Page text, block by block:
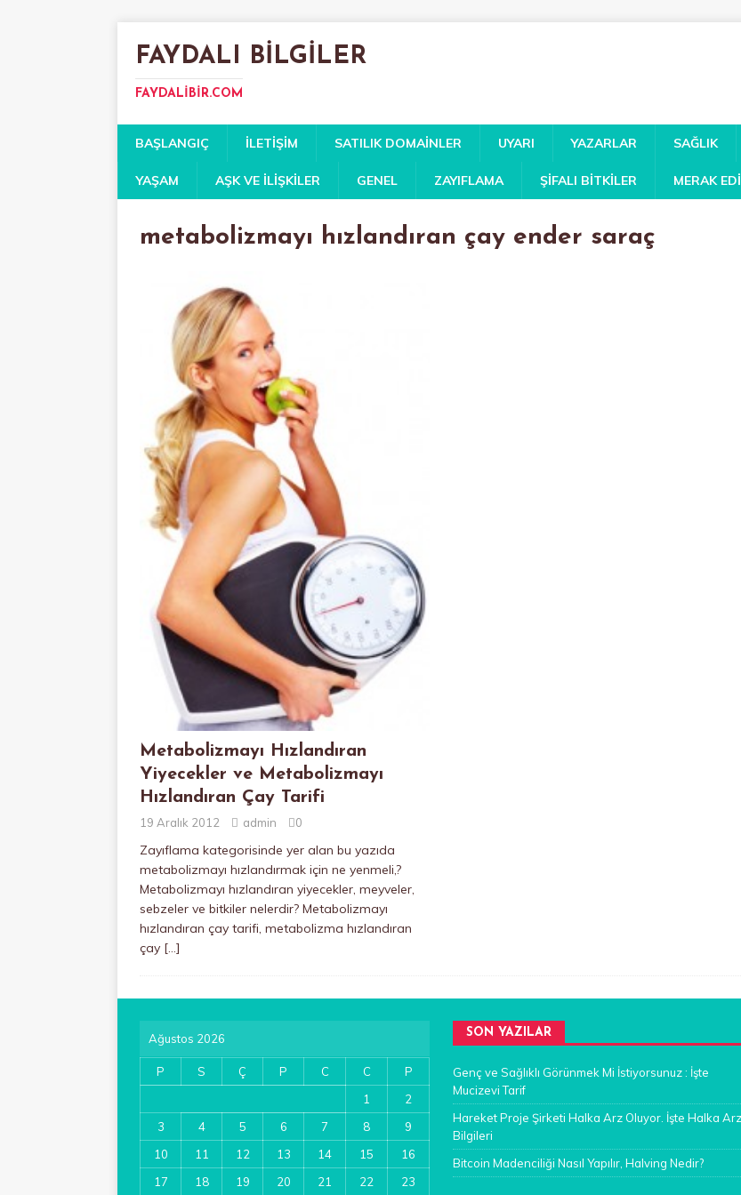
FAYDALI BILGILER
FAYDALIBIR.COM
BAŞLANGIÇ İLETIŞIM SATILIK DOMAINLER UYARI YAZARLAR SAĞLIK
YAŞAM AŞK VE İLIŞKILER GENEL ZAYIFLAMA ŞIFALI BITKILER MERAK
metabolizmayı hızlandıran çay ender saraç
Metabolizmayı Hızlandıran
Yiyecekler ve Metabolizmayı
Hızlandıran Çay Tarifi
19 Aralık 2012 admin 0
Zayıflama kategorisinde yer alan bu yazıda
metabolizmayı hızlandırmak için ne yenmeli,?
Metabolizmayı hızlandıran yiyecekler, meyveler,
sebzeler ve bitkiler nelerdir? Metabolizmayı
hızlandıran çay tarifi, metabolizma hızlandıran
çay […]
Ağustos 2026
P S Ç P C C
P
1
2
3
4 5 6 7 8
9
10
11 12 13 14 15
16
17
18 19 20 21 22 23
SON YAZILAR
Genç ve Sağlıklı Görünmek Mi İstiyorsunuz : İşte
Mucizevi Tarif
Hareket Proje Şirketi Halka Arz Oluyor. İşte Halka Arz
Bilgileri
Bitcoin Madenciliği Nasıl Yapılır, Halving Nedir?